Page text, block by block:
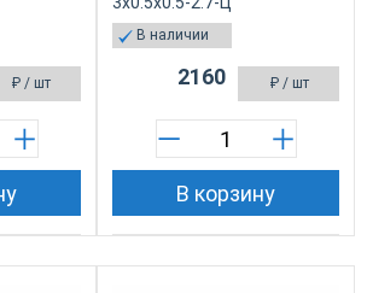
₽/ шт
В наличии
₽/ шт
2160
В корзину